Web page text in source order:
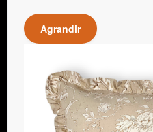
Agrandir